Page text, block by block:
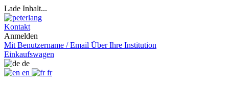
Lade Inhalt...
Kontakt
Anmelden
Mit Benutzername / Email Über Ihre Institution
Einkaufswagen
de
en
fr